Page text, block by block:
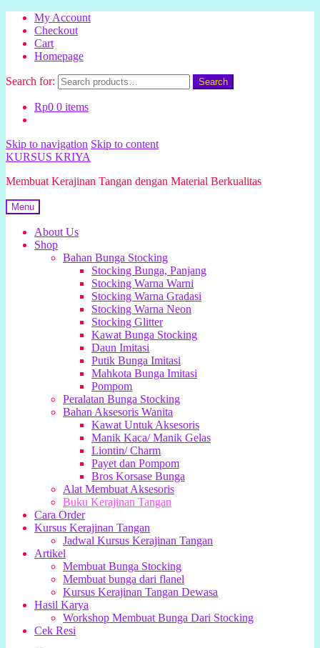
My Account
Checkout
Cart
Homepage
Search for: Search
Rp0 0 items
Skip to navigation Skip to content
KURSUS KRIYA
Membuat Kerajinan Tangan dengan Material Berkualitas
Menu
About Us
Shop
Bahan Bunga Stocking
Stocking Bunga, Panjang
Stocking Warna Warni
Stocking Warna Gradasi
Stocking Warna Neon
Stocking Glitter
Kawat Bunga Stocking
Daun Imitasi
Putik Bunga Imitasi
Mahkota Bunga Imitasi
Pompom
Peralatan Bunga Stocking
Bahan Aksesoris Wanita
Kawat Untuk Aksesoris
Manik Kaca/ Manik Gelas
Liontin/ Charm
Payet dan Pompom
Bros Korsase Bunga
Alat Membuat Aksesoris
Buku Kerajinan Tangan
Cara Order
Kursus Kerajinan Tangan
Jadwal Kursus Kerajinan Tangan
Artikel
Membuat Bunga Stocking
Membuat bunga dari flanel
Kursus Kerajinan Tangan Dewasa
Hasil Karya
Workshop Membuat Bunga Dari Stocking
Cek Resi